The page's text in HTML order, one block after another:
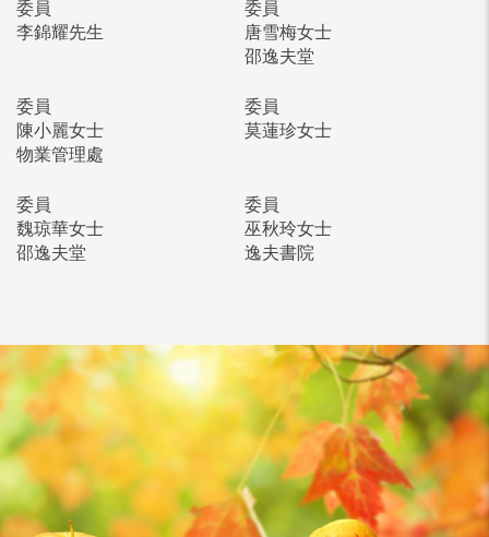
委員
李錦耀先生
委員
唐雪梅女士
邵逸夫堂
委員
陳小麗女士
物業管理處
委員
莫蓮珍女士
委員
魏琼華女士
邵逸夫堂
委員
巫秋玲女士
逸夫書院